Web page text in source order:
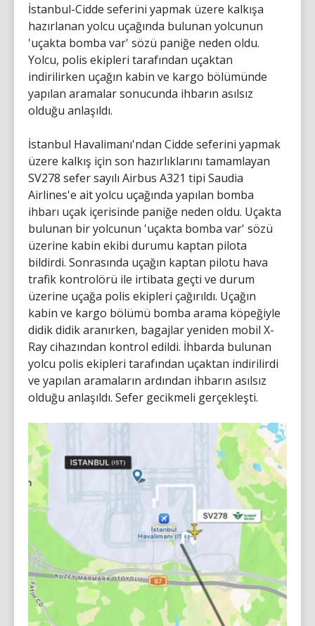
İstanbul-Cidde seferini yapmak üzere kalkışa
hazırlanan yolcu uçağında bulunan yolcunun
'uçakta bomba var' sözü paniğe neden oldu.
Yolcu, polis ekipleri tarafından uçaktan
indirilirken uçağın kabin ve kargo bölümünde
yapılan aramalar sonucunda ihbarın asılsız
olduğu anlaşıldı.
İstanbul Havalimanı'ndan Cidde seferini yapmak
üzere kalkış için son hazırlıklarını tamamlayan
SV278 sefer sayılı Airbus A321 tipi Saudia
Airlines'e ait yolcu uçağında yapılan bomba
ihbarı uçak içerisinde paniğe neden oldu. Uçakta
bulunan bir yolcunun 'uçakta bomba var' sözü
üzerine kabin ekibi durumu kaptan pilota
bildirdi. Sonrasında uçağın kaptan pilotu hava
trafik kontrolörü ile irtibata geçti ve durum
üzerine uçağa polis ekipleri çağırıldı. Uçağın
kabin ve kargo bölümü bomba arama köpeğiyle
didik didik aranırken, bagajlar yeniden mobil X-
Ray cihazından kontrol edildi. İhbarda bulunan
yolcu polis ekipleri tarafından uçaktan indirilirdi
ve yapılan aramaların ardından ihbarın asılsız
olduğu anlaşıldı. Sefer gecikmeli gerçekleşti.